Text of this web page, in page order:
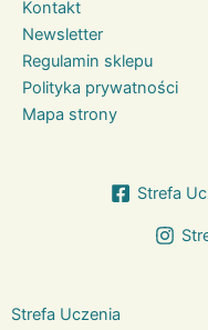
Kontakt
Newsletter
Regulamin sklepu
Polityka prywatności
Mapa strony
Strefa
Strefa Uczenia